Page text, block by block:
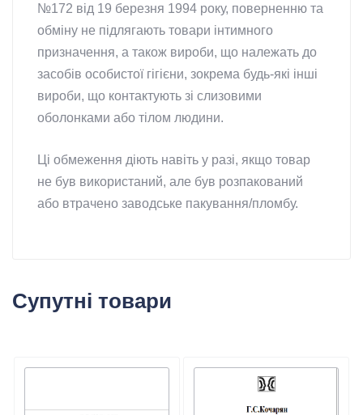
№172 від 19 березня 1994 року, поверненню та
обміну не підлягають товари інтимного
призначення, а також вироби, що належать до
засобів особистої гігієни, зокрема будь-які інші
вироби, що контактують зі слизовими
оболонками або тілом людини.
Ці обмеження діють навіть у разі, якщо товар
не був використаний, але був розпакований
або втрачено заводське пакування/пломбу.
Супутні товари